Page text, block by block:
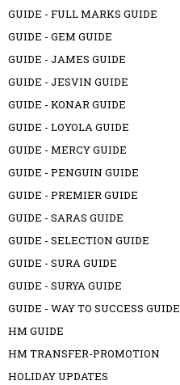
GUIDE - FULL MARKS GUIDE
GUIDE - GEM GUIDE
GUIDE - JAMES GUIDE
GUIDE - JESVIN GUIDE
GUIDE - KONAR GUIDE
GUIDE - LOYOLA GUIDE
GUIDE - MERCY GUIDE
GUIDE - PENGUIN GUIDE
GUIDE - PREMIER GUIDE
GUIDE - SARAS GUIDE
GUIDE - SELECTION GUIDE
GUIDE - SURA GUIDE
GUIDE - SURYA GUIDE
GUIDE - WAY TO SUCCESS GUIDE
HM GUIDE
HM TRANSFER-PROMOTION
HOLIDAY UPDATES